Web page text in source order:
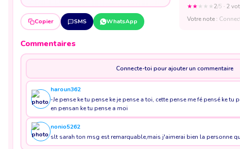
Copier SMS WhatsApp
★★★ ★ ★2/5 · 2
Votre note :
Commentaires
Connecte-toi pour ajouter un commentaire
haroun362
-Je pense ke tu pense ke je pense a toi, cette pense me fé pensé ke tu
en pensan ke tu pense a moi
nonio5262
slt sarah ton msg est remarquable,mais j'aimerai bien la personne